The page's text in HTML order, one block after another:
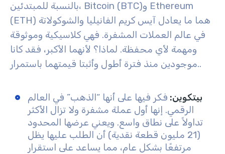
بالنسبة للمبتدئين، Bitcoin (BTC)
Ethereum
(ETH)
في عالم العملات المشفرة. فهي كلاسيكية وموثوقة
ومهمة لأي محفظة. لماذا؟ لأنهما الأكبر، فقد كانا
موجودين منذ فترة أطول وأثبتا قيمتهما باستمرار..
بيتكوين: فكر فيها على أنها “الذهب” في العالم
الرقمي. إنها أول عملة مشفرة ولا تزال الأكثر
تداولاً على نطاق واسع. ويعني عرضها المحدود
(21 مليون قطعة نقدية) أن الطلب عليها يظل
مرتفعًا بشكل عام، مما يساعد على استقرار